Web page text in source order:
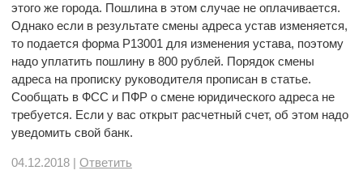
этого же города. Пошлина в этом случае не оплачивается.
Однако если в результате смены адреса устав изменяется,
то подается форма Р13001 для изменения устава, поэтому
надо уплатить пошлину в 800 рублей. Порядок смены
адреса на прописку руководителя прописан в статье.
Сообщать в ФСС и ПФР о смене юридического адреса не
требуется. Если у вас открыт расчетный счет, об этом надо
уведомить свой банк.
04.12.2018 | Ответить